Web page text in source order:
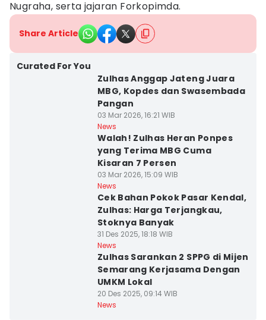
Nugraha, serta jajaran Forkopimda.
Share Article
Curated For You
Zulhas Anggap Jateng Juara
MBG, Kopdes dan Swasembada
Pangan
03 Mar 2026, 16:21 WIB
News
Walah! Zulhas Heran Ponpes
yang Terima MBG Cuma
Kisaran 7 Persen
03 Mar 2026, 15:09 WIB
News
Cek Bahan Pokok Pasar Kendal,
Zulhas: Harga Terjangkau,
Stoknya Banyak
31 Des 2025, 18:18 WIB
News
Zulhas Sarankan 2 SPPG di Mijen
Semarang Kerjasama Dengan
UMKM Lokal
20 Des 2025, 09:14 WIB
News